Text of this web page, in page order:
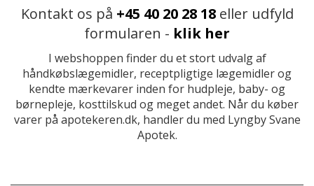
Kontakt os på +45 40 20 28 18eller udfyld
formularen - klik her
I webshoppen finder du et stort udvalg af
håndkøbslægemidler, receptpligtige lægemidler og
kendte mærkevarer inden for hudpleje, baby- og
børnepleje, kosttilskud og meget andet. Når du køber
varer på apotekeren.dk, handler du med Lyngby Svane
Apotek.